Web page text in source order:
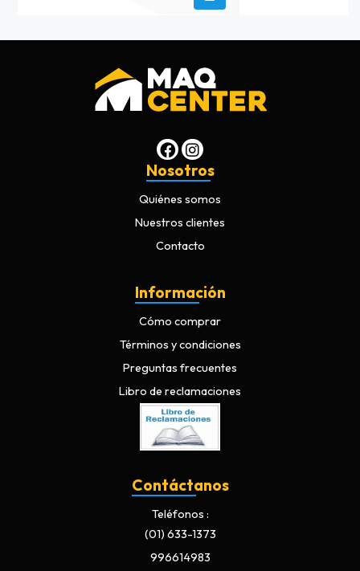
Nosotros
Quiénes somos
Nuestros clientes
Contacto
Información
Cómo comprar
Términos y condiciones
Preguntas frecuentes
Libro de reclamaciones
Contáctanos
Teléfonos
(01) 633-1373
996614983